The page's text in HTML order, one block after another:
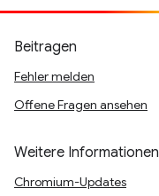
Beitragen
Fehler melden
Offene Fragen ansehen
Weitere Informationen
Chromium-Updates